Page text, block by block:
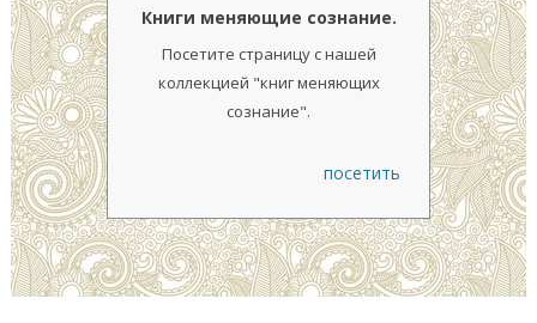
Книги меняющие сознание.
Посетите страницу с нашей
коллекцией "книг меняющих
сознание".
посетить